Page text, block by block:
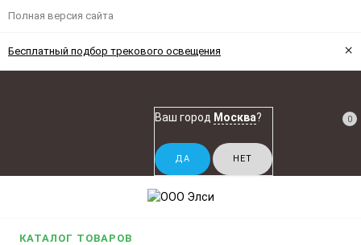
Полная версия сайта
Бесплатный подбор трекового освещения ×
Ваш город Москва? 0
КАТАЛОГ ТОВАРОВ